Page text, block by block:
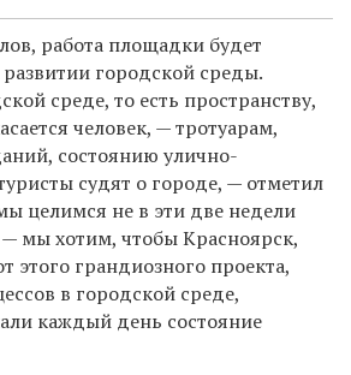
работа площадки будет
городской среды.
среде, то есть пространству,
человек, — тротуарам,
состоянию улично-
судят о городе, — отметил
целимся не в эти две недели
— мы хотим, чтобы Красноярск,
этого грандиозного проекта,
в городской среде,
каждый день состояние